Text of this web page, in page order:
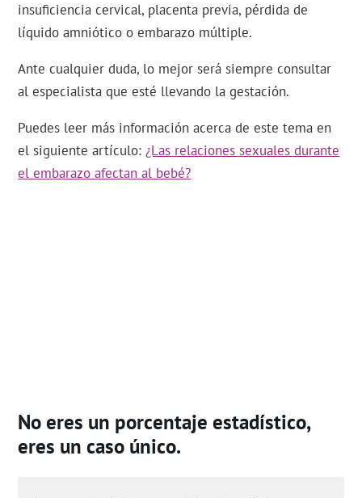
insuficiencia cervical, placenta previa, pérdida de
líquido amniótico o embarazo múltiple.
Ante cualquier duda, lo mejor será siempre consultar
al especialista que esté llevando la gestación.
Puedes leer más información acerca de este tema en
el siguiente artículo:¿Las relaciones sexuales durante
el embarazo afectan al bebé?
No eres un porcentaje estadístico,
eres un caso único.